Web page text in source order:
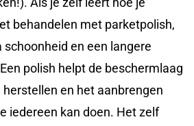
behandelen met parketpolish,
schoonheid en een langere
polish helpt de beschermlaag
en het aanbrengen
iedereen kan doen. Het zelf